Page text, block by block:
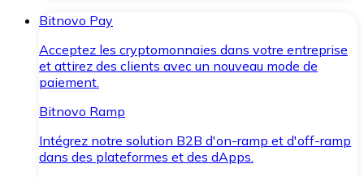
Bitnovo Pay
Acceptez les cryptomonnaies dans votre entreprise
et attirez des clients avec un nouveau mode de
paiement.
Bitnovo Ramp
Intégrez notre solution B2B d'on-ramp et d'off-ramp
dans des plateformes et des dApps.